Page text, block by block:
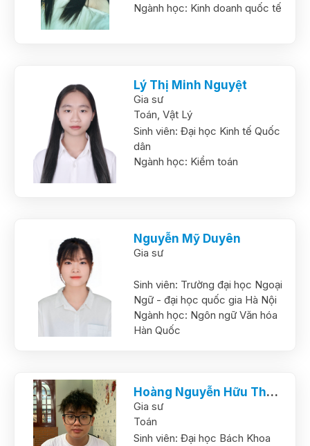
Ngành học: Kinh doanh quốc tế
Lý Thị Minh Nguyệt
Gia sư
Toán,Vật Lý
Sinh viên: Đại học Kinh tế Quốc
dân
Ngành học: Kiểm toán
Nguyễn Mỹ Duyên
Gia sư
Sinh viên: Trường đại học Ngoại
Ngữ - đại học quốc gia Hà Nội
Ngành học: Ngôn ngữ Văn hóa
Hàn Quốc
Hoàng Nguyễn Hữu Thắng
Gia sư
Toán
Sinh viên: Đại học Bách Khoa